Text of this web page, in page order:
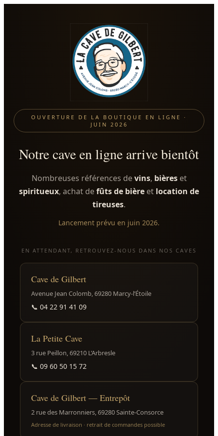
OUVERTURE DE LA BOUTIQUE EN LIGNE ·
JUIN 2026
Notre cave en ligne arrive bientôt
Nombreuses références devins, bièreset
spiritueux, achat defûts de bière et location de
tireuses.
Lancement prévu en juin 2026.
EN ATTENDANT, RETROUVEZ-NOUS DANS NOS CAVES
Cave de Gilbert
Avenue Jean Colomb, 69280 Marcy-l’Étoile
📞 04 22 91 41 09
La Petite Cave
3 rue Peillon, 69210 L’Arbresle
📞 09 60 50 15 72
Cave de Gilbert — Entrepôt
2 rue des Marronniers, 69280 Sainte-Consorce
Adresse de livraison · retrait de commandes possible